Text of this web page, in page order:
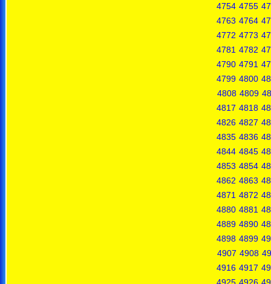
4754 4755
4763 4764
4772 4773
4781 4782
4790 4791
4799 4800
4808 4809
4817 4818
4826 4827
4835 4836
4844 4845
4853 4854
4862 4863
4871 4872
4880 4881
4889 4890
4898 4899
4907 4908
4916 4917